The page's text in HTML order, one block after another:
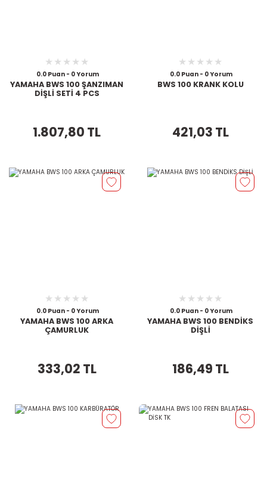
0.0 Puan - 0 Yorum
YAMAHA BWS 100 ŞANZIMAN
DİŞLİ SETİ 4 PCS
1.807,80 TL
0.0 Puan - 0 Yorum
BWS 100 KRANK KOLU
421,03 TL
0.0 Puan - 0 Yorum
YAMAHA BWS 100 ARKA
ÇAMURLUK
333,02 TL
0.0 Puan - 0 Yorum
YAMAHA BWS 100 BENDİKS
DİŞLİ
186,49 TL